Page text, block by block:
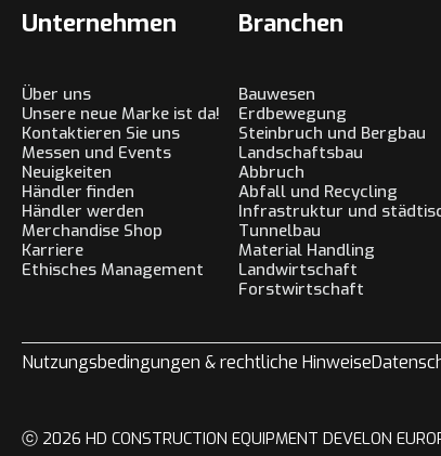
Unternehmen
Über uns
Unsere neue Marke ist da!
Kontaktieren Sie uns
Messen und Events
Neuigkeiten
Händler finden
Händler werden
Merchandise Shop
Karriere
Ethisches Management
Branchen
Bauwesen
Erdbewegung
Steinbruch und Bergbau
Landschaftsbau
Abbruch
Abfall und Recycling
Infrastruktur und
Tunnelbau
Material Handling
Landwirtschaft
Forstwirtschaft
Nutzungsbedingungen & rechtliche Hinweise
ⓒ 2026 HD CONSTRUCTION EQUIPMENT DEVELON